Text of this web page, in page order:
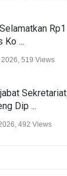
Rp1
Ko ...
2026, 519 Views
Sekretariat
Dip ...
492 Views